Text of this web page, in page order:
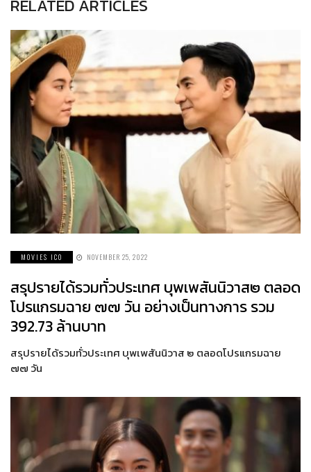
RELATED ARTICLES
MOVIES ICO NOVEMBER 25, 2022
สรุปรายได้รวมทั่วประเทศ บุพเพสันนิวาส๒ ตลอด
โปรแกรมฉาย ๗๗ วัน อย่างเป็นทางการ รวม
392.73 ล้านบาท
สรุปรายได้รวมทั่วประเทศ บุพเพสันนิวาส ๒ ตลอดโปรแกรมฉาย
๗๗ วัน